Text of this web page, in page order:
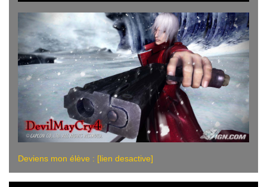
Deviens mon élève : [lien desactive]